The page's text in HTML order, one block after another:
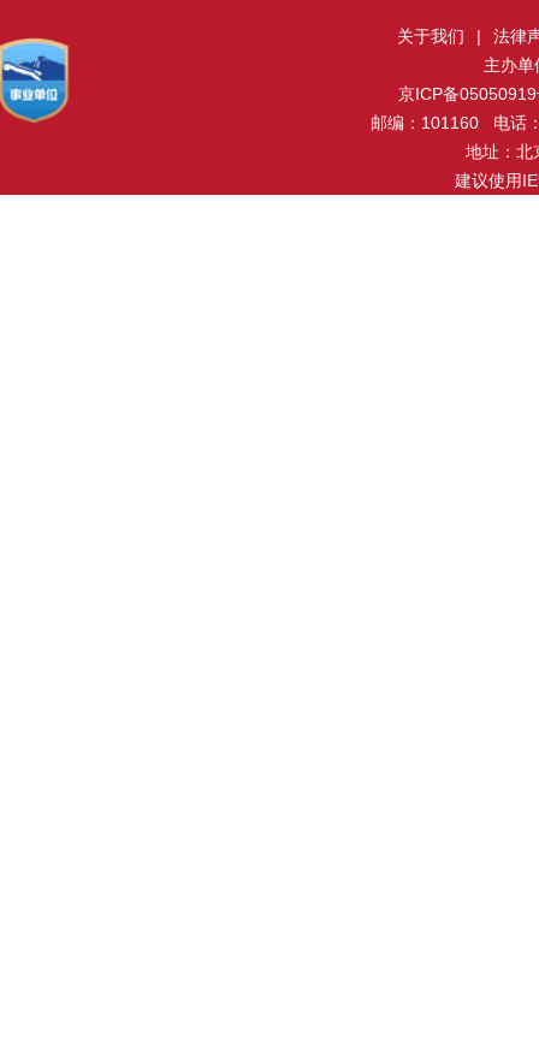
关于我们 |
法律
主办
京ICP备
邮编：101160 电话
地址：北
建议使用